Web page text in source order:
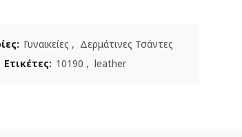
Γυναικείες , Δερμάτινες Τσάντες
Ετικέτες: 10190 , leather